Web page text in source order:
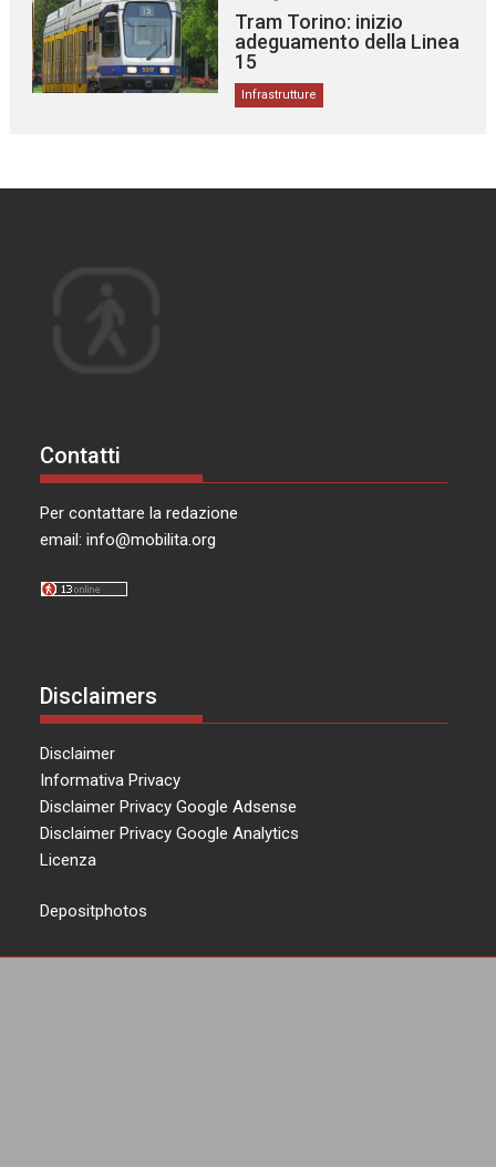
Tram Torino: inizio
adeguamento della Linea
15
Infrastrutture
Contatti
Per contattare la redazione
email:info@mobilita.org
Disclaimers
Disclaimer
Informativa Privacy
Disclaimer Privacy Google Adsense
Disclaimer Privacy Google Analytics
Licenza
Depositphotos